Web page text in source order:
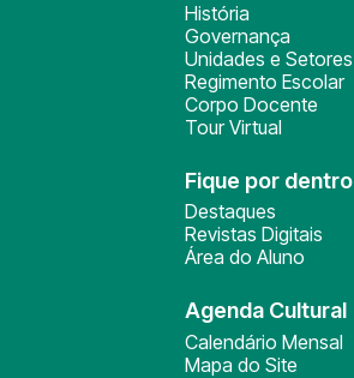
História
Governança
Unidades e Setores
Regimento Escolar
Corpo Docente
Tour Virtual
Fique por dentro
Destaques
Revistas Digitais
Área do Aluno
Agenda Cultural
Calendário Mensal
Mapa do Site